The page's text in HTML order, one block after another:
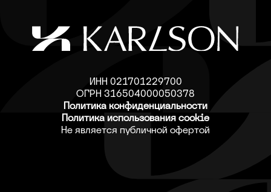
ИНН 021701229700
ОГРН 316504000050378
Политика конфиденциальности
Политика использования cookie
Не является публичной офертой